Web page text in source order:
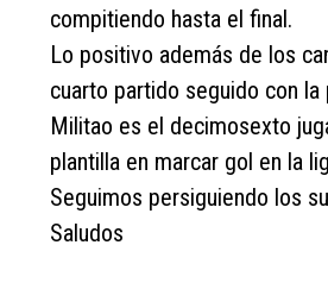
compitiendo hasta el final.
Lo positivo además de los
cuarto partido seguido con
Militao es el decimosexto
plantilla en marcar gol en la
Seguimos persiguiendo los
Saludos